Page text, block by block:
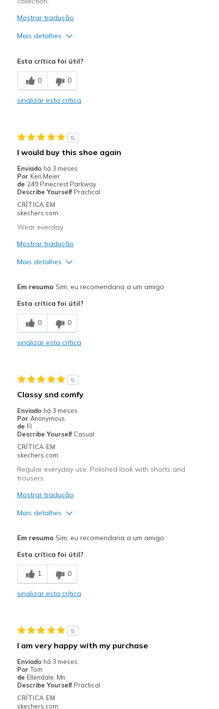
Mostrar tradução
Mais detalhes
Breathe Well
Comfortable
Melhores utilizações
Casual Wear
Width
Feels true to width
Sizing
Feels true to size
Esta crítica foi útil?
0 0
sinalizar esta crítica
5
I would buy this shoe again
Enviado há 3 meses
Por Ken Meier
de 249 Pinecrest Parkway
Describe Yourself Practical
CRÍTICA EM
skechers.com
Wear everday
Mostrar tradução
Mais detalhes
Melhores utilizações
Casual Wear
Em resumo Sim, eu recomendaria a um amigo
Esta crítica foi útil?
0 0
sinalizar esta crítica
5
Classy snd comfy
Enviado há 3 meses
Por Anonymous
de Fl
Describe Yourself Casual
CRÍTICA EM
skechers.com
Regular everyday use. Polished look with shorts and
trousers
Mostrar tradução
Mais detalhes
Breathe Well
Comfortable
Need Break In
Melhores utilizações
Casual Wear
Em resumo Sim, eu recomendaria a um amigo
Esta crítica foi útil?
1 0
sinalizar esta crítica
5
I am very happy with my purchase
Enviado há 3 meses
Por Tom
de Ellendale, Mn
Describe Yourself Practical
CRÍTICA EM
skechers.com